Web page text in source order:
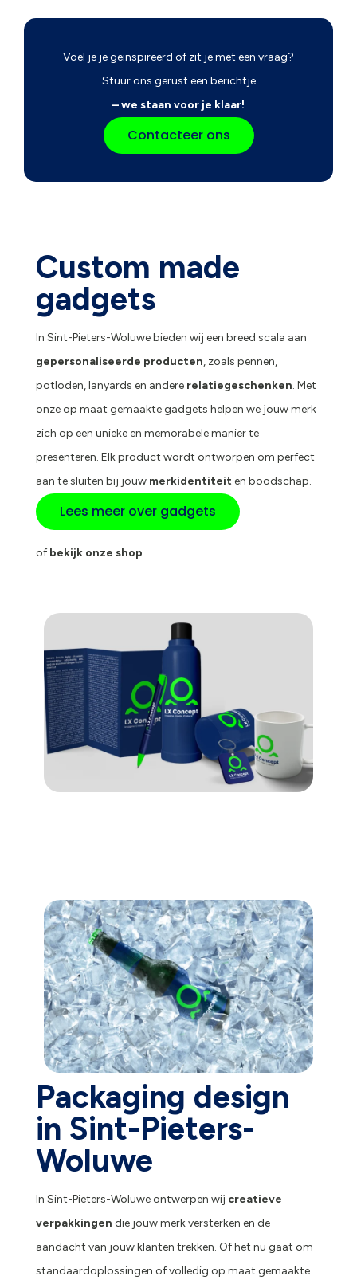
Voel je je geïnspireerd of zit je met een vraag?
Stuur ons gerust een berichtje
– we staan voor je klaar!
Contacteer ons
Custom made
gadgets
In Sint-Pieters-Woluwe bieden wij een breed scala aan
gepersonaliseerde producten, zoals pennen,
potloden, lanyards en andere relatiegeschenken. Met
onze op maat gemaakte gadgets helpen we jouw merk
zich op een unieke en memorabele manier te
presenteren. Elk product wordt ontworpen om perfect
aan te sluiten bij jouw merkidentiteiten boodschap.
Lees meer over gadgets
ofbekijk onze shop
Packaging design
in Sint-Pieters-
Woluwe
In Sint-Pieters-Woluwe ontwerpen wij creatieve
verpakkingen die jouw merk versterken en de
aandacht van jouw klanten trekken. Of het nu gaat om
standaardoplossingen of volledig op maat gemaakte